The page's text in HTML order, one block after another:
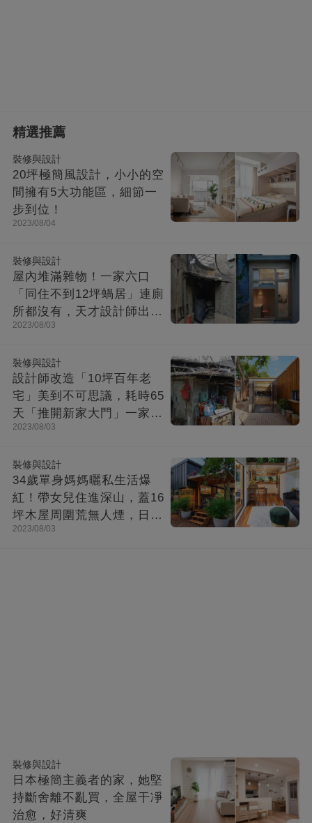
精選推薦
裝修與設計
20坪極簡風設計，小小的空
間擁有5大功能區，細節一
步到位！
2023/08/04
裝修與設計
屋內堆滿雜物！一家六口
「同住不到12坪蝸居」連廁
所都沒有，天才設計師出馬
「打造功能齊全迷你房」成
2023/08/03
裝修與設計
設計師改造「10坪百年老
宅」美到不可思議，耗時65
天「推開新家大門」一家8
口哭了
2023/08/03
裝修與設計
34歲單身媽媽曬私生活爆
紅！帶女兒住進深山，蓋16
坪木屋周圍荒無人煙，日子
快活似神仙
2023/08/03
裝修與設計
日本極簡主義者的家，她堅
持斷舍離不亂買，全屋干凈
治愈，好清爽